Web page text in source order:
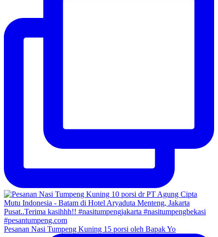
Pesanan Nasi Tumpeng Kuning 15 porsi oleh Bapak Yo